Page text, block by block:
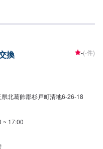
換 -(-件)
県北葛飾郡杉戸町清地6-26-18
~ 17:00